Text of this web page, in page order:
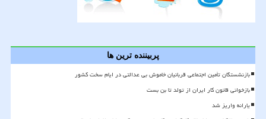
پربیننده ترین ها
بازنشستگان تأمین اجتماعی قربانیان خاموش بی عدالتی در ایام سخت کشور
بازخوانی قانون کار ایران از تولد تا بن بست
یارانه واریز شد